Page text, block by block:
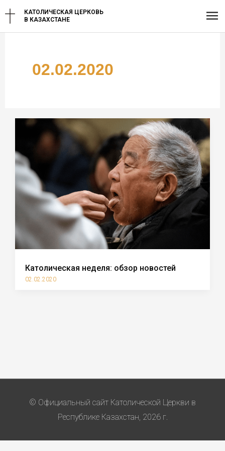
Перейти
содержимому
КАТОЛИЧЕСКАЯ ЦЕРКОВЬ
В КАЗАХСТАНЕ
02.02.2020
Католическая неделя: обзор новостей
02.02.2020
© Официальный сайт Католической Церкви в
Республике Казахстан, 2026 г.